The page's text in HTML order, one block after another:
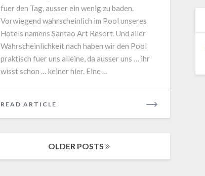
fuer den Tag, ausser ein wenig zu baden.
Vorwiegend wahrscheinlich im Pool unseres
Hotels namens Santao Art Resort. Und aller
Wahrscheinlichkeit nach haben wir den Pool
praktisch fuer uns alleine, da ausser uns … ihr
wisst schon … keiner hier. Eine …
READ ARTICLE
MORE
OLDER POSTS